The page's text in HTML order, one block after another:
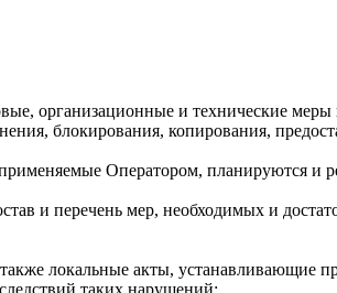
организационные и технические
блокирования, копирования,
Оператором, планируются и
и перечень мер, необходимых и
локальные акты, устанавливающие
таких нарушений;